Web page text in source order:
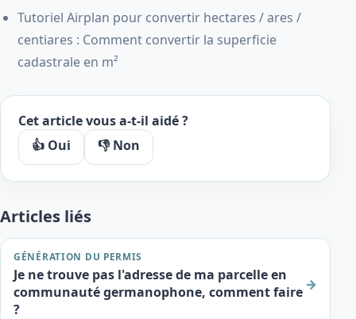
Tutoriel Airplan pour convertir hectares / ares /
centiares : Comment convertir la superficie
cadastrale en m²
Cet article vous a-t-il aidé ?
👍 Oui
👎 Non
Articles liés
GÉNÉRATION DU PERMIS
Je ne trouve pas l'adresse de ma parcelle en
communauté germanophone, comment faire
?
→